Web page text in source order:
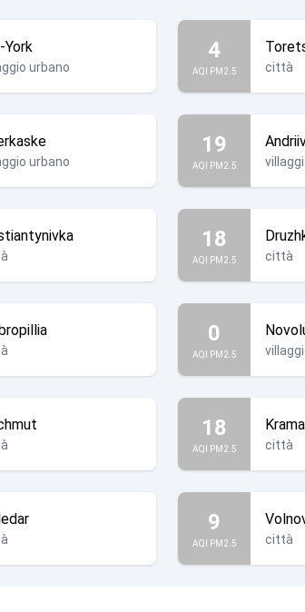
York
urbano
4
AQI PM2.5 città
urbano
19
AQI PM2.5
18
AQI PM2.5 città
0
AQI PM2.5
18
AQI PM2.5 città
9
AQI PM2.5 città